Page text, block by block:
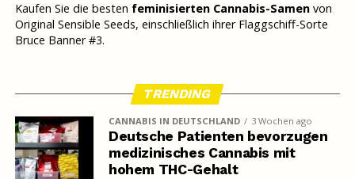
Kaufen Sie die besten feminisierten Cannabis-Samenvon
Original Sensible Seeds, einschließlich ihrer Flaggschiff-Sorte
Bruce Banner #3.
TRENDING
CANNABIS IN DEUTSCHLAND 3 Wochen ago
Deutsche Patienten bevorzugen
medizinisches Cannabis mit
hohem THC-Gehalt